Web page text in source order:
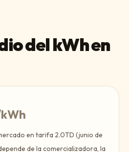
del kWh en
en tarifa 2.0TD (junio de
de la comercializadora, la